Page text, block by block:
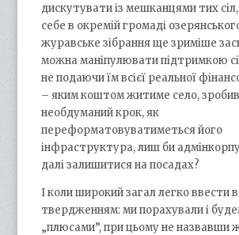
дискутувати із мешканцями тих сіл,
себе в окремій громаді
журавське зібрання ще зриміше
можна маніпулювати підтримкою
не подаючи їм всієї реальної
– яким коштом житиме село,
необдуманий крок, як
переформатовуватиметься його
інфраструктура, лиш би
далі залишитися на посадах?
І коли широкий загал легко ввести
твердженням: ми порахували і
„плюсами”, при цьому не назвавши